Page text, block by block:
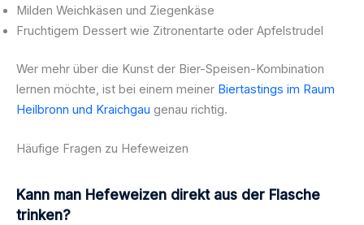
Milden Weichkäsen und Ziegenkäse
Fruchtigem Dessert wie Zitronentarte oder Apfelstrudel
Wer mehr über die Kunst der Bier-Speisen-Kombination
lernen möchte, ist bei einem meiner Biertastings im Raum
Heilbronn und Kraichgau genau richtig.
Häufige Fragen zu Hefeweizen
Kann man Hefeweizen direkt aus der Flasche
trinken?